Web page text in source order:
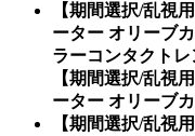
【期間選択/乱視
ーター オリーブ
ラーコンタクト
【期間選択/乱視
ーター オリーブ
【期間選択/乱視